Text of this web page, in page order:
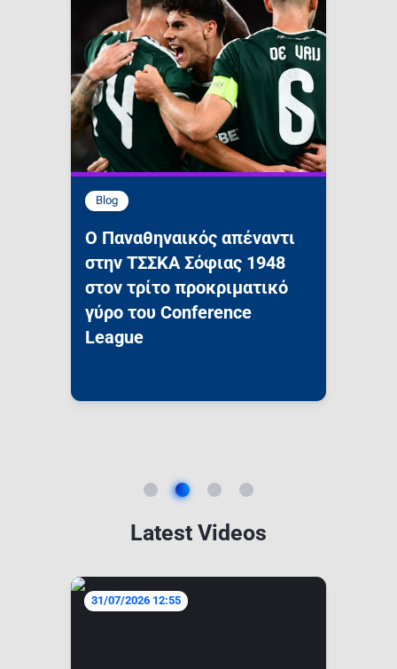
Blog
Ο Παναθηναικός απέναντι
στην ΤΣΣΚΑ Σόφιας 1948
στον τρίτο προκριματικό
γύρο του Conference
League
Latest Videos
31/07/2026 12:55